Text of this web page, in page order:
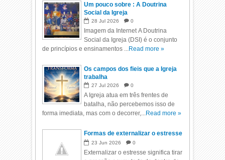
Um pouco sobre : A Doutrina
Social da Igreja
28 Jul 2026 0
Imagem da Internet A Doutrina
Social da Igreja (DSI) é o conjunto
de princípios e ensinamentos ... Read more »
Os campos dos fieis que a Igreja
trabalha
27 Jul 2026 0
A Igreja atua em três frentes de
batalha, não percebemos isso de
forma imediata, mas com o decorrer,... Read more »
Formas de externalizar o estresse
23 Jun 2026 0
Externalizar o estresse significa tirar